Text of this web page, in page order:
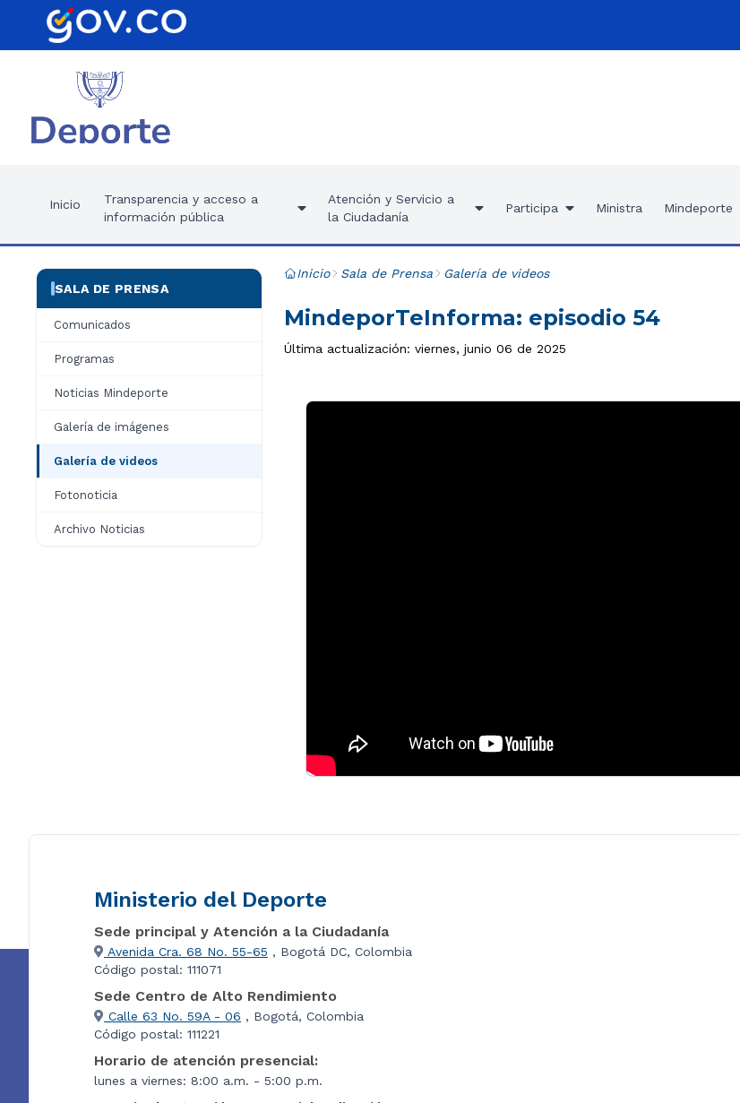
Inicio
Transparencia y acceso a
información pública
Atención y Servicio a
la Ciudadanía
Participa Ministra Mindeporte
SALA DE PRENSA
Comunicados
Programas
Noticias Mindeporte
Galería de imágenes
Galería de videos
Fotonoticia
Archivo Noticias
Inicio Sala de Prensa Galería de videos
MindeporTeInforma: episodio 54
Última actualización: viernes, junio 06 de 2025
Ministerio del Deporte
Sede principal y Atención a la Ciudadanía
Avenida Cra. 68 No. 55-65 , Bogotá DC, Colombia
Código postal: 111071
Sede Centro de Alto Rendimiento
Calle 63 No. 59A - 06 , Bogotá, Colombia
Código postal: 111221
Horario de atención presencial:
lunes a viernes: 8:00 a.m. - 5:00 p.m.